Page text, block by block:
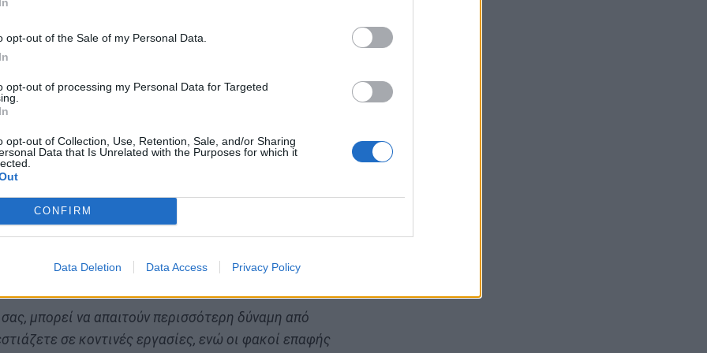
opt-out of the Sale of my Personal Data.
opt-out of processing my Personal Data for Targeted
opt-out of Collection, Use, Retention, Sale, and/or Sharing
Data that Is Unrelated with the Purposes for which it
CONFIRM
Data Deletion Data Access Privacy Policy
προσπαθώντας να εστιάσετε καλύτερα μέσα από
τα πράγματα. Ο αστιγματισμός μπορεί επίσης
σε σχήμα εάν δεν διορθωθεί”
σκελετό των γυαλιών
κροτάφους
πάντα καλά. Οι φακοί για μεγαλύτερη
Αυτό μπορεί να προκαλέσει παραμόρφωση της
μπορεί να απαιτούν περισσότερη δύναμη από
σε κοντινές εργασίες, ενώ οι φακοί επαφής